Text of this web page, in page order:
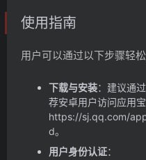
使用指南
用户可以通过以下步骤轻松
下载与安装：建议通
荐安卓用户访问应用宝
https://sj.qq.com/
d。
用户身份认证：